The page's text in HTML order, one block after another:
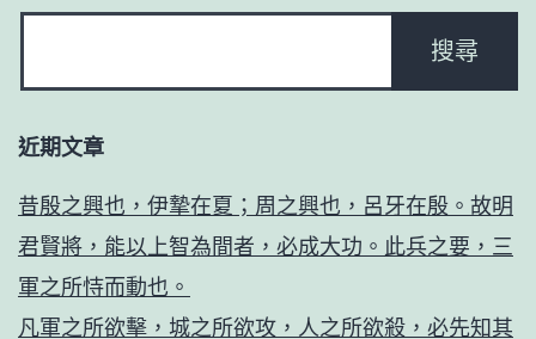
近期文章
昔殷之興也，伊摯在夏；周之興也，呂牙在殷。故明
君賢將，能以上智為間者，必成大功。此兵之要，三
軍之所恃而動也。
凡軍之所欲擊，城之所欲攻，人之所欲殺，必先知其